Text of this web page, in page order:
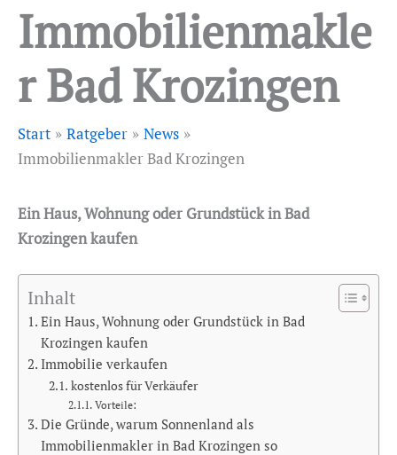
Immobilienmakle
r Bad Krozingen
Start Ratgeber
News
Immobilienmakler Bad Krozingen
Ein Haus, Wohnung oder Grundstück in Bad
Krozingen kaufen
Inhalt
Ein Haus, Wohnung oder Grundstück in Bad
Krozingen kaufen
Immobilie verkaufen
kostenlos für Verkäufer
Vorteile:
Die Gründe, warum Sonnenland als
Immobilienmakler in Bad Krozingen so